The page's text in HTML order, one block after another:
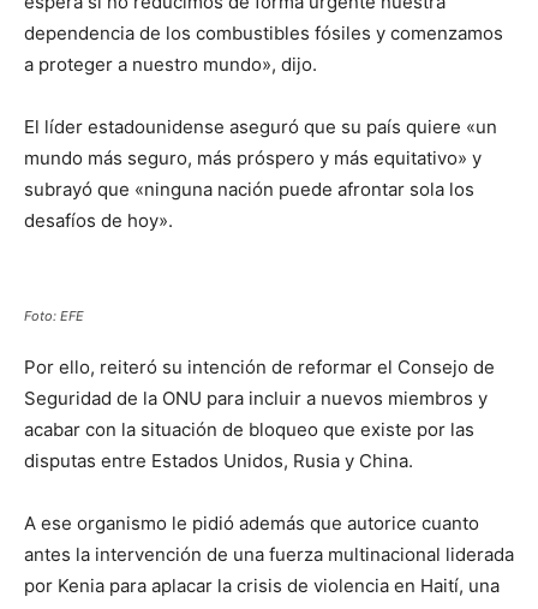
dependencia de los combustibles fósiles y comenzamos
a proteger a nuestro mundo», dijo.
El líder estadounidense aseguró que su país quiere «un
mundo más seguro, más próspero y más equitativo» y
subrayó que «ninguna nación puede afrontar sola los
desafíos de hoy».
Foto: EFE
Por ello, reiteró su intención de reformar el Consejo de
Seguridad de la ONU para incluir a nuevos miembros y
acabar con la situación de bloqueo que existe por las
disputas entre Estados Unidos, Rusia y China.
A ese organismo le pidió además que autorice cuanto
antes la intervención de una fuerza multinacional liderada
por Kenia para aplacar la crisis de violencia en Haití, una